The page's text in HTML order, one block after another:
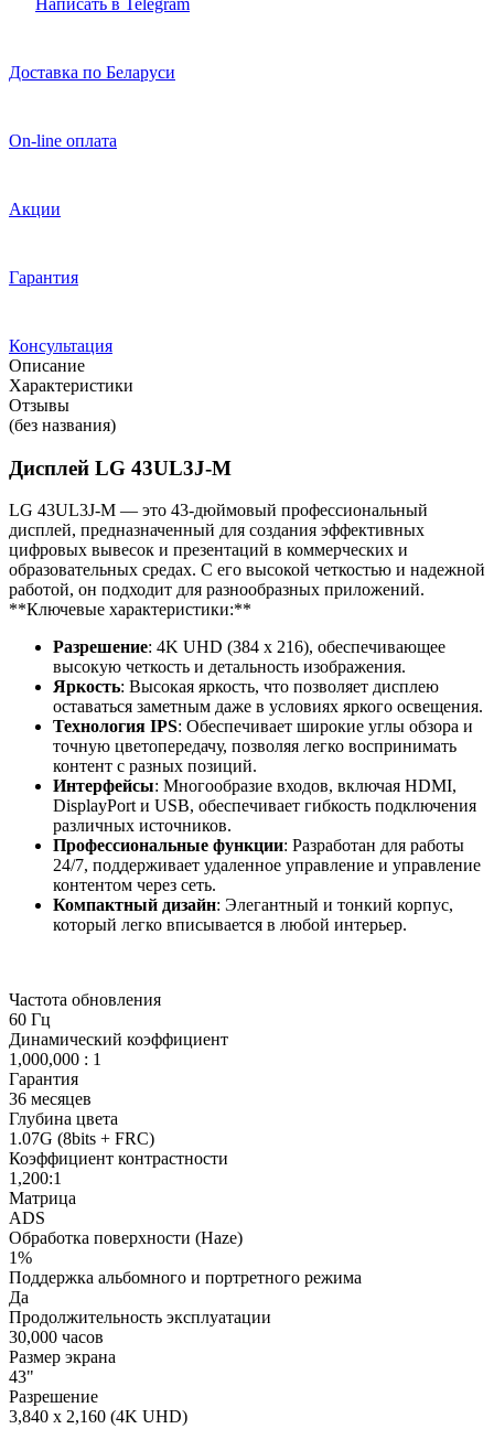
Доставка по Беларуси
On-line оплата
Акции
Гарантия
Консультация
Описание
Характеристики
Отзывы
(без названия)
Дисплей LG 43UL3J-M
LG 43UL3J-M — это 43-дюймовый профессиональный
дисплей, предназначенный для создания эффективных
цифровых вывесок и презентаций в коммерческих и
образовательных средах. С его высокой четкостью и надежной
работой, он подходит для разнообразных приложений.
**Ключевые характеристики:**
Разрешение: 4K UHD (384 x 216), обеспечивающее
высокую четкость и детальность изображения.
Яркость: Высокая яркость, что позволяет дисплею
оставаться заметным даже в условиях яркого освещения.
Технология IPS: Обеспечивает широкие углы обзора и
точную цветопередачу, позволяя легко воспринимать
контент с разных позиций.
Интерфейсы: Многообразие входов, включая HDMI,
DisplayPort и USB, обеспечивает гибкость подключения
различных источников.
Профессиональные функции: Разработан для работы
24/7, поддерживает удаленное управление и управление
контентом через сеть.
Компактный дизайн: Элегантный и тонкий корпус,
который легко вписывается в любой интерьер.
Частота обновления
60 Гц
Динамический коэффициент
1,000,000 : 1
Гарантия
36 месяцев
Глубина цвета
1.07G (8bits + FRC)
Коэффициент контрастности
1,200:1
Матрица
ADS
Обработка поверхности (Haze)
1%
Поддержка альбомного и портретного режима
Да
Продолжительность эксплуатации
30,000 часов
Размер экрана
43"
Разрешение
3,840 x 2,160 (4K UHD)